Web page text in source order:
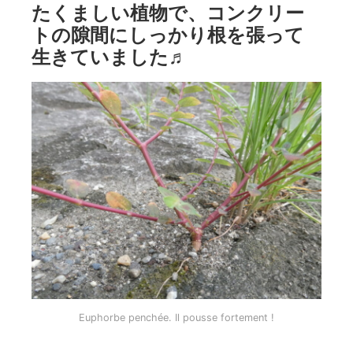
たくましい植物で、コンクリー
トの隙間にしっかり根を張って
生きていました♬
Euphorbe penchée. Il pousse fortement !